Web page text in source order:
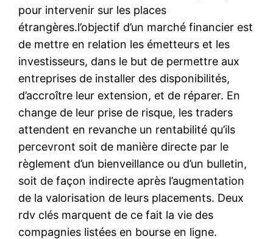
pour intervenir sur les places
étrangères.l’objectif d’un marché financier est
de mettre en relation les émetteurs et les
investisseurs, dans le but de permettre aux
entreprises de installer des disponibilités,
d’accroître leur extension, et de réparer. En
change de leur prise de risque, les traders
attendent en revanche un rentabilité qu’ils
percevront soit de manière directe par le
règlement d’un bienveillance ou d’un bulletin,
soit de façon indirecte après l’augmentation
de la valorisation de leurs placements. Deux
rdv clés marquent de ce fait la vie des
compagnies listées en bourse en ligne.